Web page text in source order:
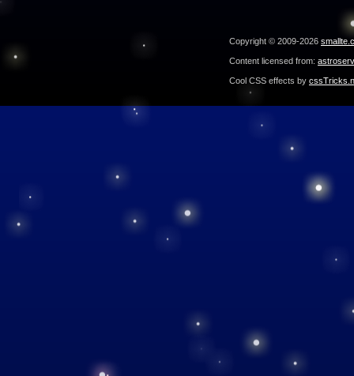
Copyright © 2009-2026
Content licensed from:
Cool CSS effects by